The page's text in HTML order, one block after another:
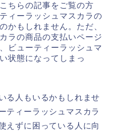
ちらの記事をご覧の方
ィーラッシュマスカラの
かもしれません。ただ、
ラの商品の支払いページ
ビューティーラッシュマ
状態になってしまっ
る人もいるかもしれませ
ティーラッシュマスカラ
えずに困っている人に向